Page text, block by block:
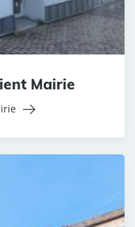
Mairie